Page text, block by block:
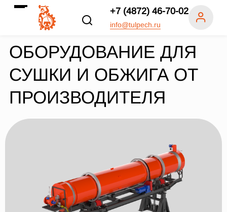
+7 (4872) 46-70-02
info@tulpech.ru
ОБОРУДОВАНИЕ ДЛЯ
СУШКИ И ОБЖИГА ОТ
ПРОИЗВОДИТЕЛЯ